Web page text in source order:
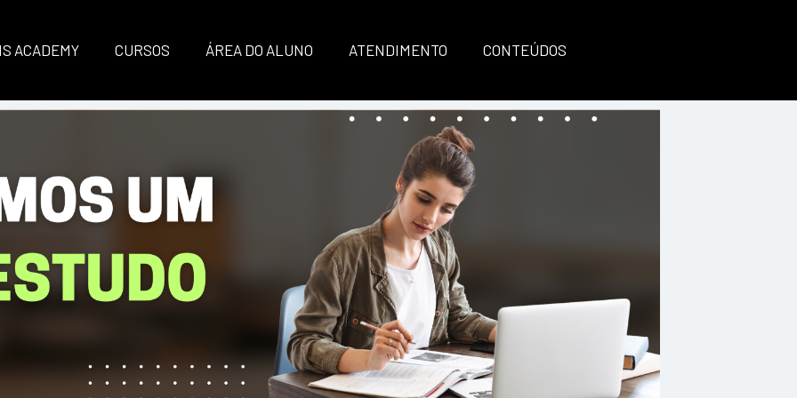
ACADEMY CURSOS ÁREA DO ALUNO ATENDIMENTO CONTEÚDOS